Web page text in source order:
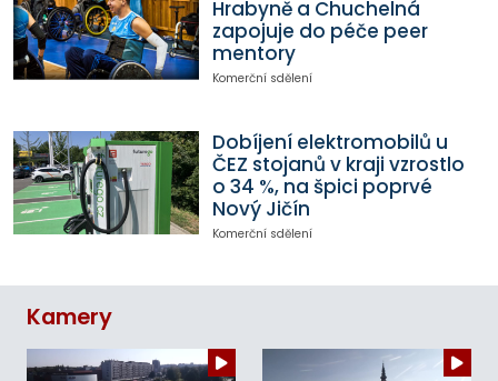
Hrabyně a Chuchelná
zapojuje do péče peer
mentory
Komerční sdělení
Dobíjení elektromobilů u
ČEZ stojanů v kraji vzrostlo
o 34 %, na špici poprvé
Nový Jičín
Komerční sdělení
Kamery